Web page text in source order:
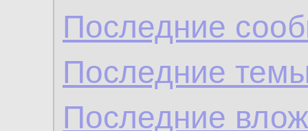
Последние
Последние
Последние